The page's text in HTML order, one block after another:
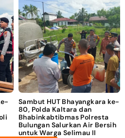
Sambut HUT Bhayangkara ke-
80, Polda Kaltara dan
Bhabinkabtibmas Polresta
Bulungan Salurkan Air Bersih
untuk Warga Selimau II